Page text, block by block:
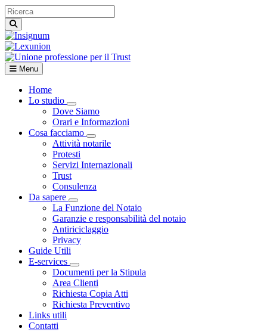
Menu
Home
Lo studio
Visualizza menù di secondo livello
Dove Siamo
Orari e Informazioni
Cosa facciamo
Visualizza menù di secondo livello
Attività notarile
Protesti
Servizi Internazionali
Trust
Consulenza
Da sapere
Visualizza menù di secondo livello
La Funzione del Notaio
Garanzie e responsabilità del notaio
Antiriciclaggio
Privacy
Guide Utili
E-services
Visualizza menù di secondo livello
Documenti per la Stipula
Area Clienti
Richiesta Copia Atti
Richiesta Preventivo
Links utili
Contatti